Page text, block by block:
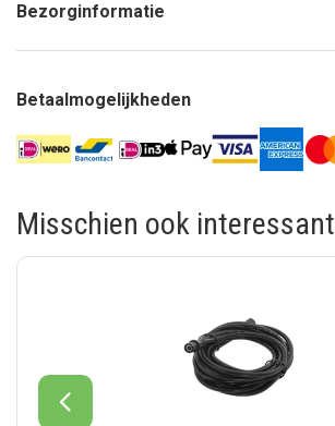
Bezorginformatie
Betaalmogelijkheden
Misschien ook interessant